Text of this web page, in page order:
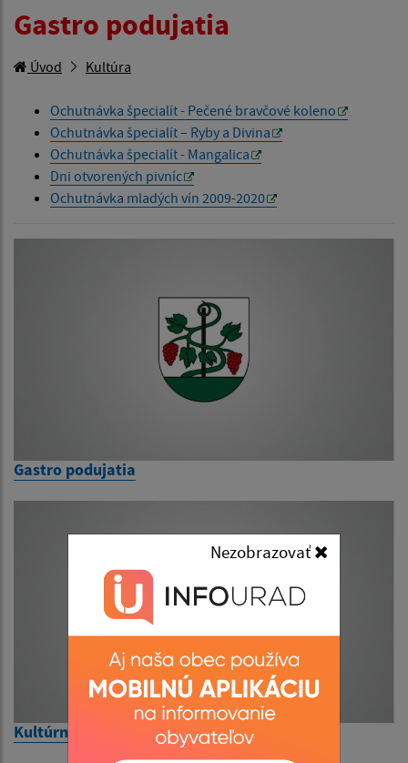
Gastro podujatia
Úvod Kultúra
Ochutnávka špecialít - Pečené bravčové koleno
Ochutnávka špecialít – Ryby a Divina
Ochutnávka špecialít - Mangalica
Dni otvorených pivníc
Ochutnávka mladých vín 2009-2020
Gastro podujatia
Kultúrne podujatia
Nezobrazovať